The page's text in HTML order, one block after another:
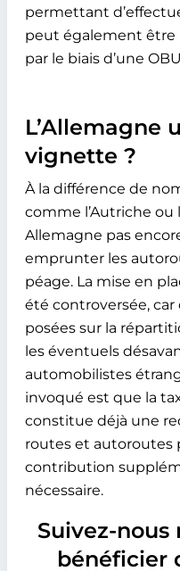
permettant
peut également
par le biais d’une
L’Allemagne
vignette ?
À la différence de
comme l’Autriche ou
Allemagne pas
emprunter les
péage. La mise en
été controversée,
posées sur la
les éventuels
automobilistes
invoqué est que la
constitue déjà une
routes et autoroutes
contribution
nécessaire.
Suivez-
bénéficier